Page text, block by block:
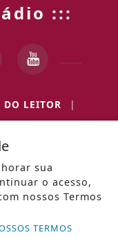
:::
DO LEITOR |
sua
o acesso,
nossos Termos
TERMOS